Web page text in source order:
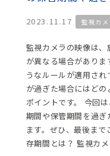
2023.11.17 監視カメ
監視カメラの映像は
が異なる場合があり
うなルールが適用さ
が過ぎた場合にはど
ポイントです。 今回
期間や保管期間を過
ます。ぜひ、最後ま
存期間とは？ 監視カ